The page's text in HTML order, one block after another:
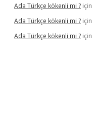
Ada Türkçe kökenli mi ? için
Ada Türkçe kökenli mi ? için
Ada Türkçe kökenli mi ? için